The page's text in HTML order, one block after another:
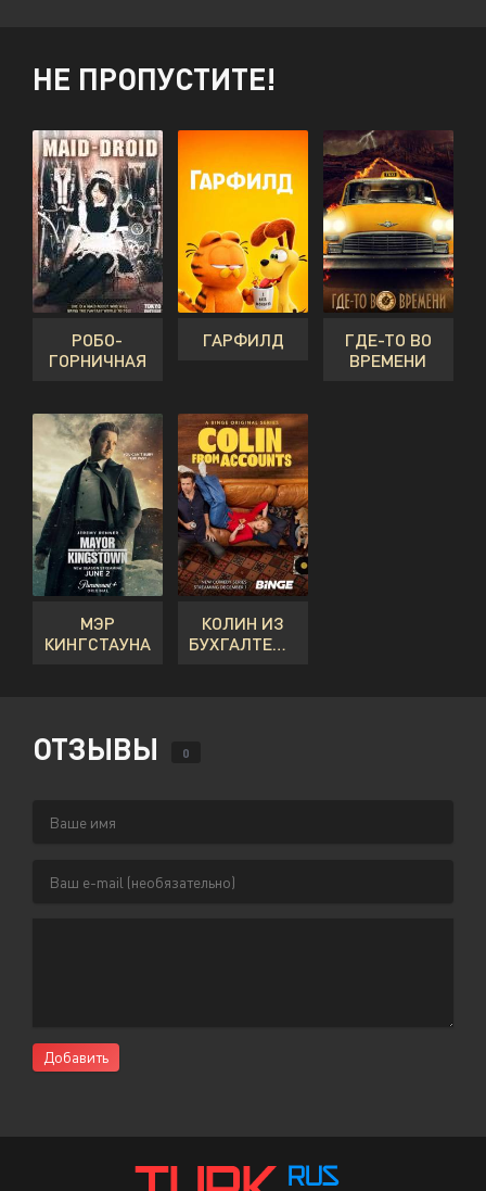
НЕ ПРОПУСТИТЕ!
РОБО-
ГОРНИЧНАЯ
ГАРФИЛД
ГДЕ-ТО ВО
ВРЕМЕНИ
МЭР
КИНГСТАУНА
КОЛИН ИЗ
БУХГАЛТЕРИИ
ОТЗЫВЫ 0
Добавить